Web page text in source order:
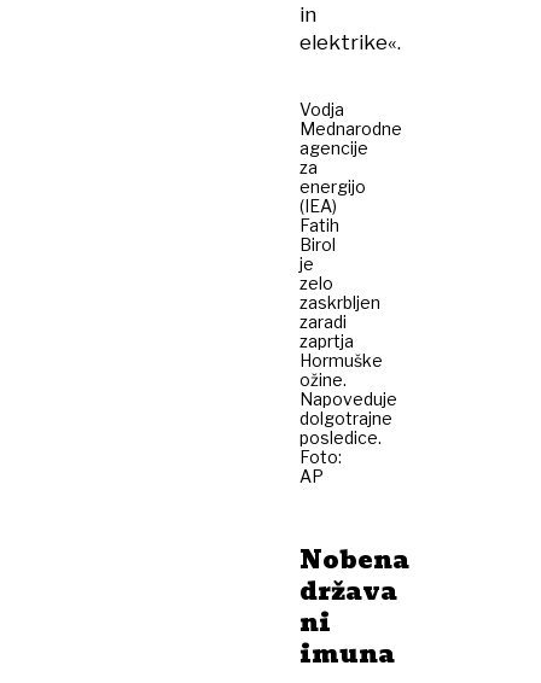
in
elektrike«.
Vodja
Mednarodne
agencije
za
energijo
(IEA)
Fatih
Birol
je
zelo
zaskrbljen
zaradi
zaprtja
Hormuške
ožine.
Napoveduje
dolgotrajne
posledice.
Foto:
AP
Nobena
država
ni
imuna